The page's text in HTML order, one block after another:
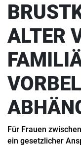
ALTER
Für Frauen
ein gesetzlicher